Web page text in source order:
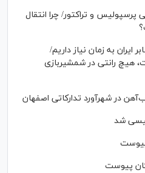
پرسپولیس و تراکتور/ چرا انتقال
ایران به زمان نیاز داریم/
هیچ رانتی در شمشیربازی
در شهرآورد تدارکاتی اصفهان
شد
پیوست